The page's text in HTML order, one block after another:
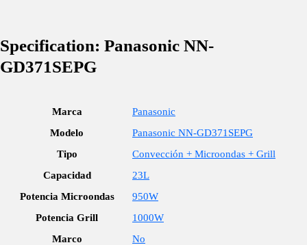
Specification: Panasonic NN-
GD371SEPG
Marca
Panasonic
Modelo
Panasonic NN-GD371SEPG
Tipo
Convección + Microondas + Grill
Capacidad
23L
Potencia Microondas
950W
Potencia Grill
1000W
Marco
No